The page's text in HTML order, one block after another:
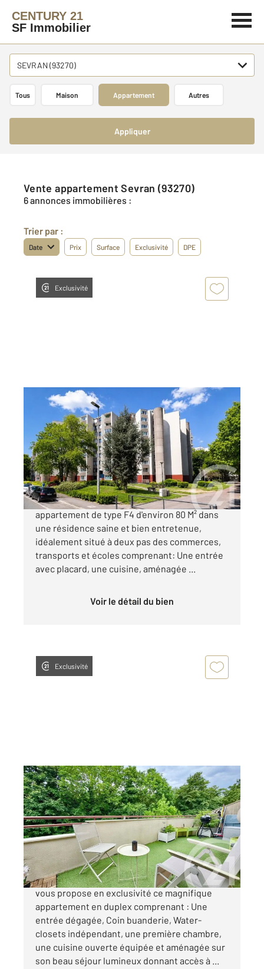
CENTURY 21
SF Immobilier
SEVRAN (93270)
Tous Maison Appartement Autres
Appliquer
Vente appartement Sevran (93270)
6 annonces immobilières :
Trier par :
Date Prix Surface Exclusivité DPE
Exclusivité
SEVRAN 93
, 4 pièces
Ref : 19692
Appartement à vendre
149 900 €
Century 21 vous propose en exclusivité un
appartement de type F4 d'environ 80 M² dans
une résidence saine et bien entretenue,
idéalement situé à deux pas des commerces,
transports et écoles comprenant: Une entrée
avec placard, une cuisine, aménagée ...
Voir le détail du bien
Exclusivité
SEVRAN 93
85,25 m2, 4 pièces
Ref : 19597
Appartement Duplex F4 à vendre
190 000 €
SEVRAN QUARTIER LES SABLONS Century 21
vous propose en exclusivité ce magnifique
appartement en duplex comprenant : Une
entrée dégagée, Coin buanderie, Water-
closets indépendant, une première chambre,
une cuisine ouverte équipée et aménagée sur
son beau séjour lumineux donnant accès à ...